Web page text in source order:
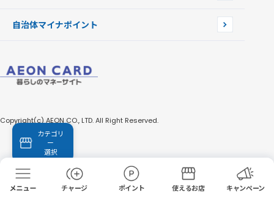
チャージ ポイント 使えるお店 キャンペーン
カテゴリ
ー
選択
自治体マイナポイント
Copyright(c) AEON CO., LTD. All Right Reserved.